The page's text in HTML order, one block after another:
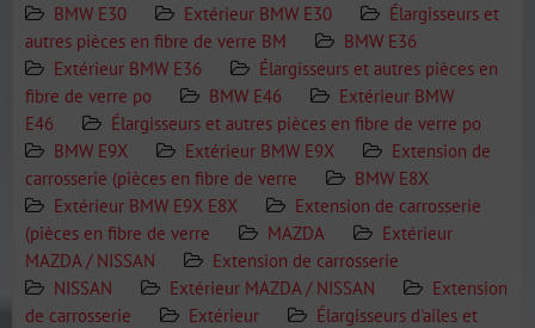
BMW E30
Extérieur BMW E30
Élargisseurs et
autres pièces en fibre de verre BM
BMW E36
Extérieur BMW E36
Élargisseurs et autres pièces en
fibre de verre po
BMW E46
Extérieur BMW
E46
Élargisseurs et autres pièces en fibre de verre po
BMW E9X
Extérieur BMW E9X
Extension de
carrosserie (pièces en fibre de verre
BMW E8X
Extérieur BMW E9X E8X
Extension de carrosserie
(pièces en fibre de verre
MAZDA
Extérieur
MAZDA / NISSAN
Extension de carrosserie
NISSAN
Extérieur MAZDA / NISSAN
Extension
de carrosserie
Extérieur
Élargisseurs d'ailes et